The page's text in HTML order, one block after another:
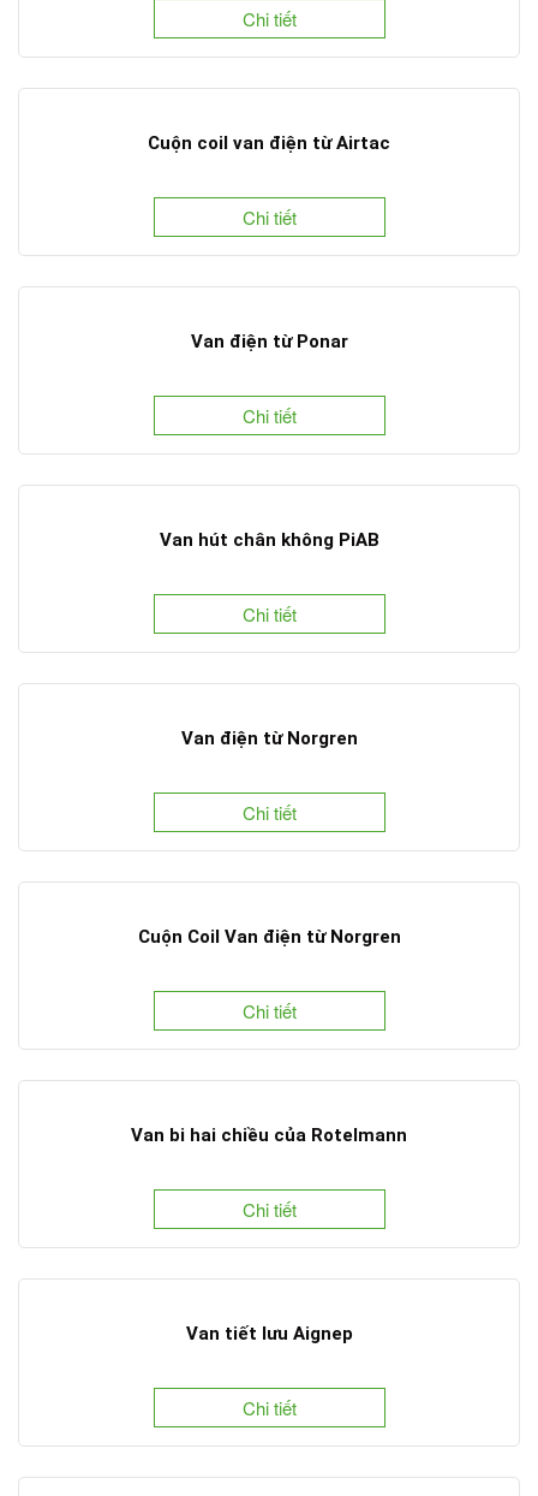
Chi tiết
Cuộn coil van điện từ Airtac
Chi tiết
Van điện từ Ponar
Chi tiết
Van hút chân không PiAB
Chi tiết
Van điện từ Norgren
Chi tiết
Cuộn Coil Van điện từ Norgren
Chi tiết
Van bi hai chiều của Rotelmann
Chi tiết
Van tiết lưu Aignep
Chi tiết